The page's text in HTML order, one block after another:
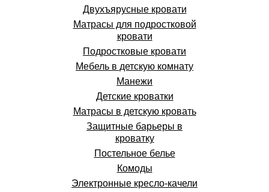
Двухъярусные кровати
Матрасы для подростковой
кровати
Подростковые кровати
Мебель в детскую комнату
Манежи
Детские кроватки
Матрасы в детскую кровать
Защитные барьеры в
кроватку
Постельное белье
Комоды
Электронные кресло-качели